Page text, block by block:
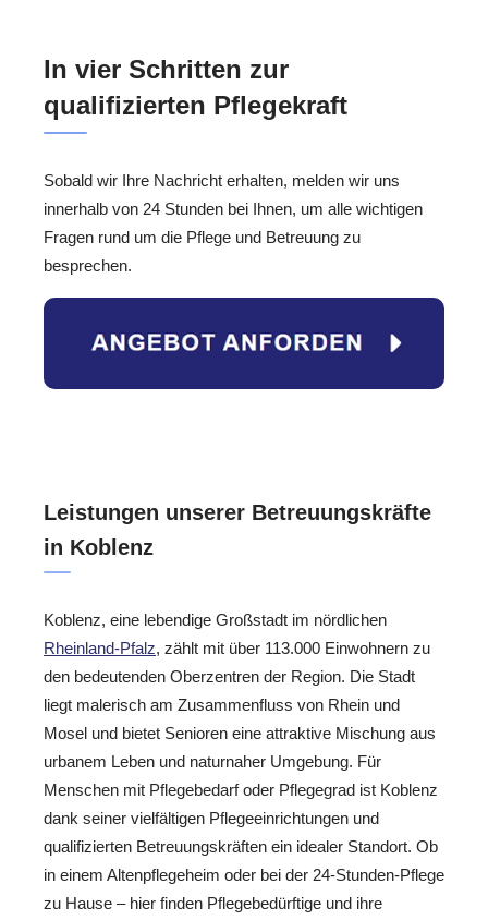
In vier Schritten zur
qualifizierten Pflegekraft
Sobald wir Ihre Nachricht erhalten, melden wir uns
innerhalb von 24 Stunden bei Ihnen, um alle wichtigen
Fragen rund um die Pflege und Betreuung zu
besprechen.
Leistungen unserer Betreuungskräfte
in Koblenz
Koblenz, eine lebendige Großstadt im nördlichen
Rheinland-Pfalz, zählt mit über 113.000 Einwohnern zu
den bedeutenden Oberzentren der Region. Die Stadt
liegt malerisch am Zusammenfluss von Rhein und
Mosel und bietet Senioren eine attraktive Mischung aus
urbanem Leben und naturnaher Umgebung. Für
Menschen mit Pflegebedarf oder Pflegegrad ist Koblenz
dank seiner vielfältigen Pflegeeinrichtungen und
qualifizierten Betreuungskräften ein idealer Standort. Ob
in einem Altenpflegeheim oder bei der 24-Stunden-Pflege
zu Hause – hier finden Pflegebedürftige und ihre